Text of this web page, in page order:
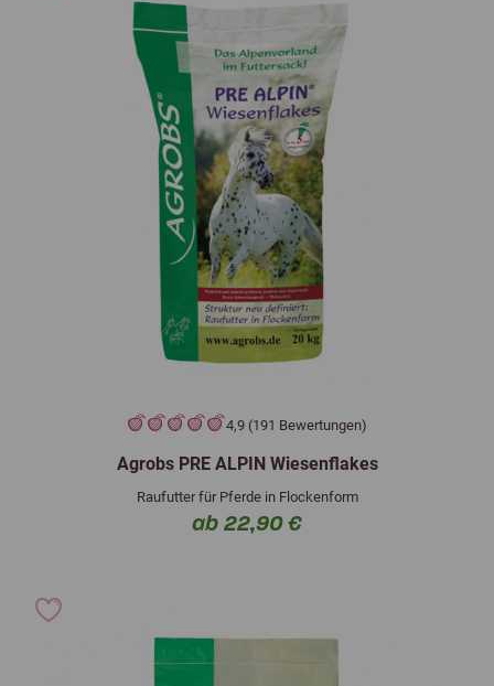
4,9 (191 Bewertungen)
Agrobs PRE ALPIN Wiesenflakes
Raufutter für Pferde in Flockenform
ab 22,90 €